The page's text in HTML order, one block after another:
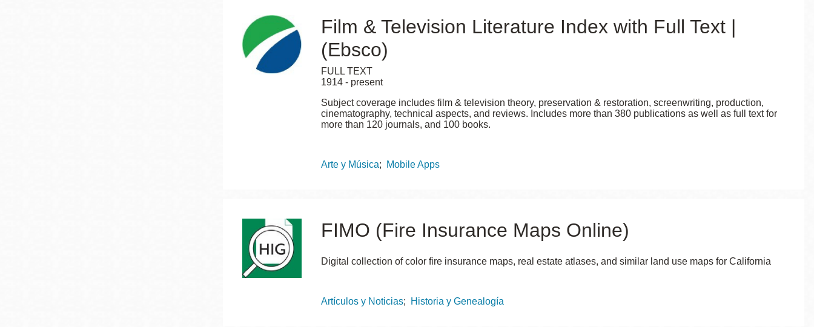
Film & Television Literature Index with Full Text |
(Ebsco)
FULL TEXT
1914 - present
Subject coverage includes film & television theory, preservation & restoration, screenwriting, production,
cinematography, technical aspects, and reviews. Includes more than 380 publications as well as full text for
more than 120 journals, and 100 books.
Topics
Arte y Música Mobile Apps
FIMO (Fire Insurance Maps Online)
Digital collection of color fire insurance maps, real estate atlases, and similar land use maps for California
Topics
Artículos y Noticias Historia y Genealogía